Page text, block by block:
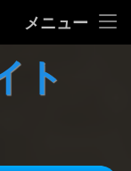
メニュー
ト